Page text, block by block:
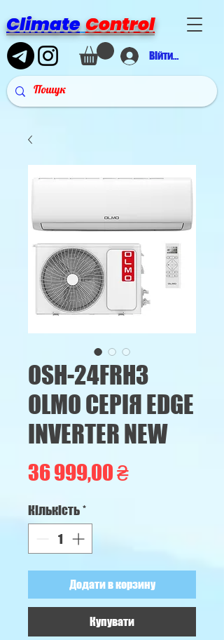
Climate Control
Війти в аккаунт
OSH-24FRH3
OLMO СЕРІЯ EDGE
INVERTER NEW
36 999,00 ₴Ціна
Кількість*
Додати в корзину
Купувати